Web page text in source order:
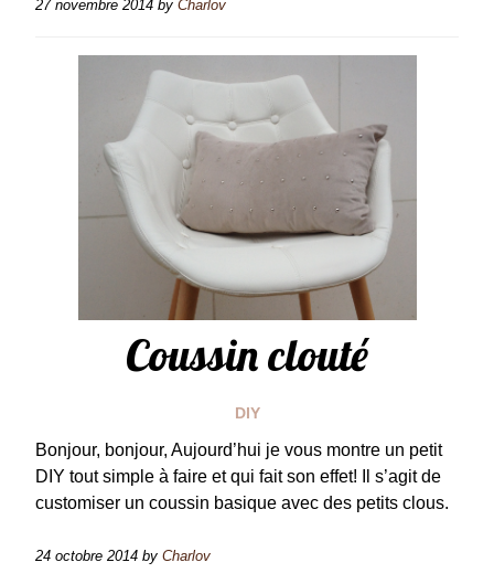
27 novembre 2014 by Charlov
Coussin clouté
DIY
Bonjour, bonjour, Aujourd’hui je vous montre un petit
DIY tout simple à faire et qui fait son effet! Il s’agit de
customiser un coussin basique avec des petits clous.
24 octobre 2014 by Charlov